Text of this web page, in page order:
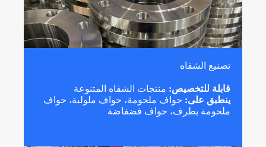
تصنيع الشفاه
قابلة للتخصيص: منتجات الشفاه المتنوعة
ينطبق على: حواف ملحومة، حواف ملولبة، حواف
ملحومة بطرف، حواف فضفاضة